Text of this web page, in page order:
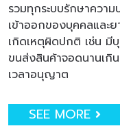
รวมทุกระบบรักษาควา
เข้าออกของบุคคลและ
เกิดเหตุผิดปกติ เช่น มี
ขนส่งสินค้าจอดนานเกิ
เวลาอนุญาต
SEE MORE